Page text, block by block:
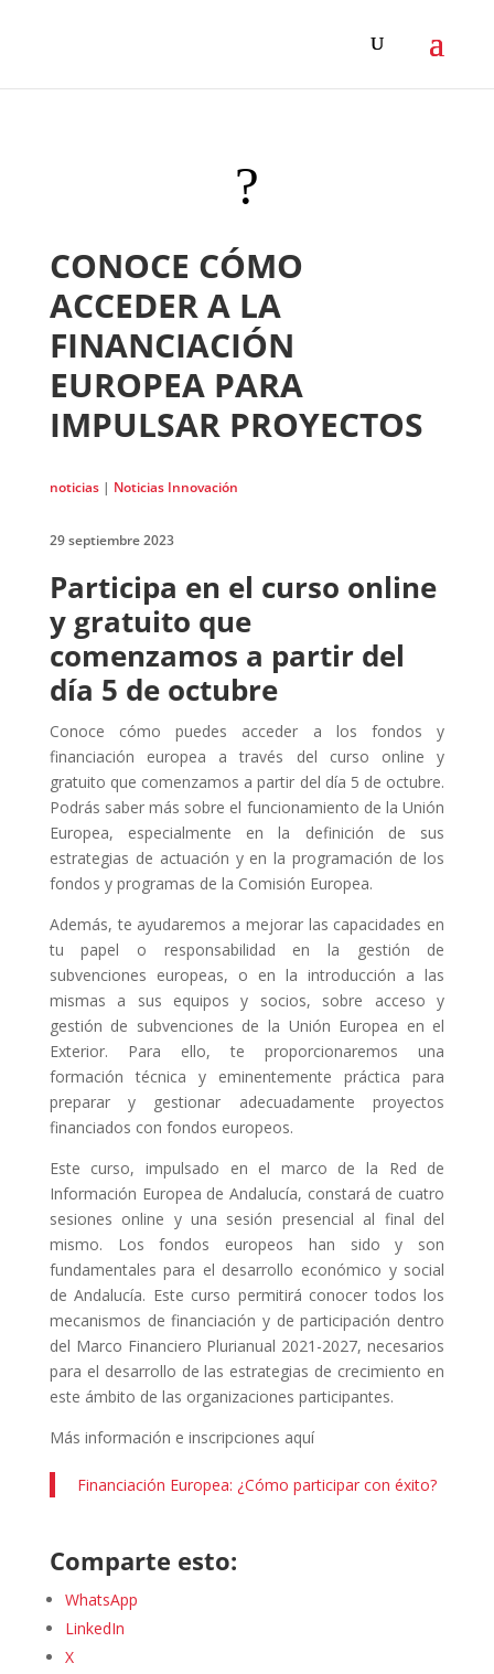
?
CONOCE CÓMO
ACCEDER A LA
FINANCIACIÓN
EUROPEA PARA
IMPULSAR PROYECTOS
noticias| Noticias Innovación
29 septiembre 2023
Participa en el curso online
y gratuito que
comenzamos a partir del
día 5 de octubre
Conoce cómo puedes acceder a los fondos y
financiación europea a través del curso online y
gratuito que comenzamos a partir del día 5 de octubre.
Podrás saber más sobre el funcionamiento de la Unión
Europea, especialmente en la definición de sus
estrategias de actuación y en la programación de los
fondos y programas de la Comisión Europea.
Además, te ayudaremos a mejorar las capacidades en
tu papel o responsabilidad en la gestión de
subvenciones europeas, o en la introducción a las
mismas a sus equipos y socios, sobre acceso y
gestión de subvenciones de la Unión Europea en el
Exterior. Para ello, te proporcionaremos una
formación técnica y eminentemente práctica para
preparar y gestionar adecuadamente proyectos
financiados con fondos europeos.
Este curso, impulsado en el marco de la Red de
Información Europea de Andalucía, constará de cuatro
sesiones online y una sesión presencial al final del
mismo. Los fondos europeos han sido y son
fundamentales para el desarrollo económico y social
de Andalucía. Este curso permitirá conocer todos los
mecanismos de financiación y de participación dentro
del Marco Financiero Plurianual 2021-2027, necesarios
para el desarrollo de las estrategias de crecimiento en
este ámbito de las organizaciones participantes.
Más información e inscripciones aquí
Financiación Europea: ¿Cómo participar con éxito?
Comparte esto:
WhatsApp
LinkedIn
X